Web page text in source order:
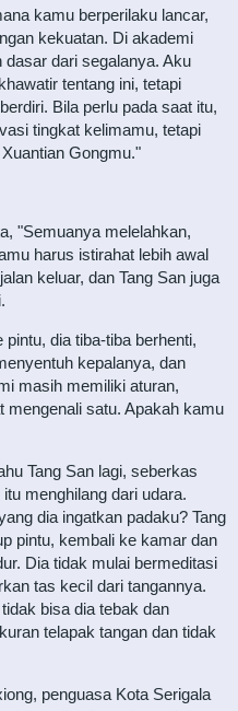
kamu berperilaku lancar,
kekuatan. Di akademi
dari segalanya. Aku
tentang ini, tetapi
Bila perlu pada saat itu,
tingkat kelimamu, tetapi
Gongmu."
"Semuanya melelahkan,
harus istirahat lebih awal
keluar, dan Tang San juga
dia tiba-tiba berhenti,
kepalanya, dan
masih memiliki aturan,
mengenali satu. Apakah kamu
Tang San lagi, seberkas
menghilang dari udara.
dia ingatkan padaku? Tang
pintu, kembali ke kamar dan
Dia tidak mulai bermeditasi
tas kecil dari tangannya.
bisa dia tebak dan
telapak tangan dan tidak
penguasa Kota Serigala